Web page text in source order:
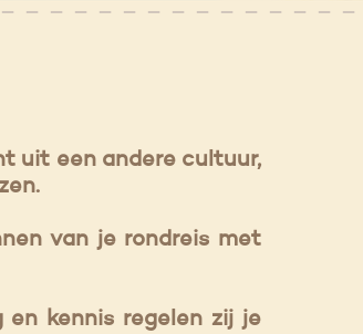
uit een andere cultuur,
van je rondreis met
kennis regelen zij je